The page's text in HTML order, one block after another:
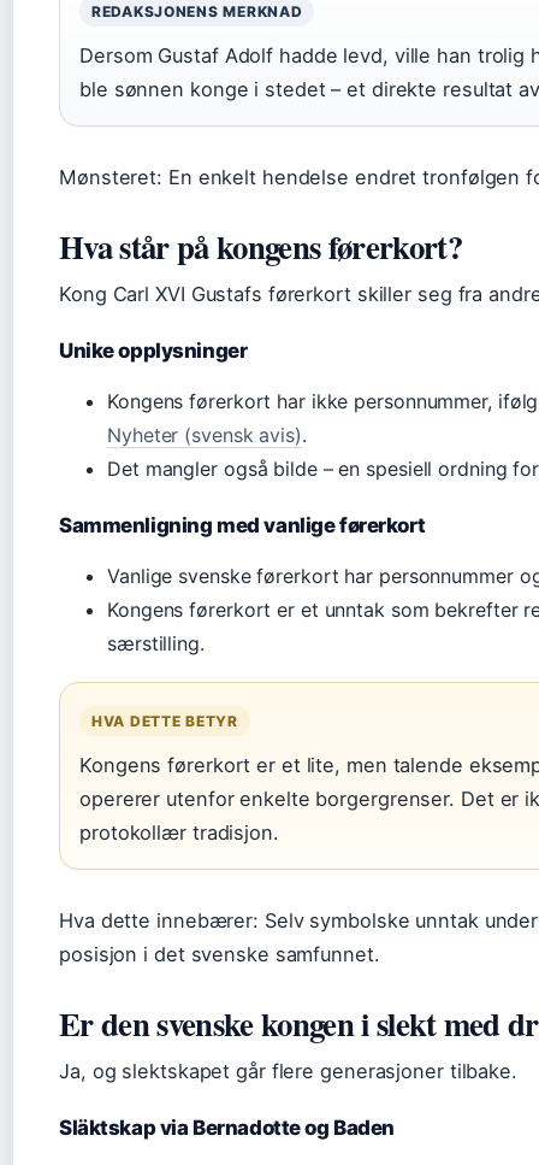
REDAKSJONENS MERKNAD
Dersom Gustaf Adolf hadde levd, ville han trolig
ble sønnen konge i stedet – et direkte resultat
Mønsteret: En enkelt hendelse endret tronfølgen
Hva står på kongens førerkort?
Kong Carl XVI Gustafs førerkort skiller seg fra
Unike opplysninger
Kongens førerkort har ikke personnummer,
Nyheter (svensk avis).
Det mangler også bilde – en spesiell ordning
Sammenligning med vanlige førerkort
Vanlige svenske førerkort har personnummer
Kongens førerkort er et unntak som bekrefter
særstilling.
HVA DETTE BETYR
Kongens førerkort er et lite, men talende
opererer utenfor enkelte borgergrenser. Det er
protokollær tradisjon.
Hva dette innebærer: Selv symbolske unntak
posisjon i det svenske samfunnet.
Er den svenske kongen i slekt med
Ja, og slektskapet går flere generasjoner tilbake.
Släktskap via Bernadotte og Baden